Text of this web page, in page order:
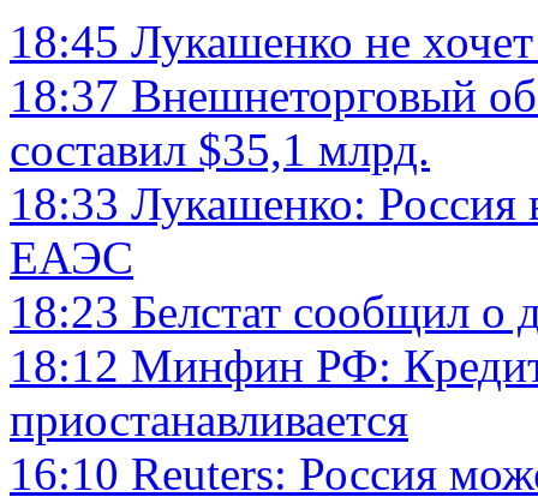
18:45 Лукашенко не
18:37 Внешнеторговый
составил $35,1 млрд.
18:33 Лукашенко: Россия
ЕАЭС
18:23 Белстат сообщил о
18:12 Минфин РФ:
приостанавливается
16:10 Reuters: Россия